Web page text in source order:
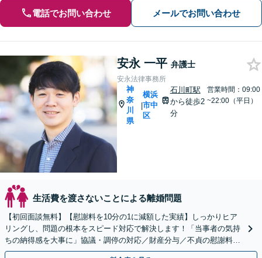
電話でお問い合わせ メールでお問い合わせ
安永 一平 弁護士
安永法律事務所
神
奈
川
県
|
横浜
市中
区
石川町駅
から徒歩2
分
営業時間：09:00
~22:00（平日）
生活費を渡さないことによる離婚問題
【初回面談無料】【慰謝料を10分の1に減額した実績】しっかりヒア
リングし、問題の根本をスピード対応で解決します！「当事者の気持
ちの納得感を大事に」協議・調停の対応／財産分与／不貞の慰謝料請
求／親権問題など【秘密厳守】【子連れ相談OK】